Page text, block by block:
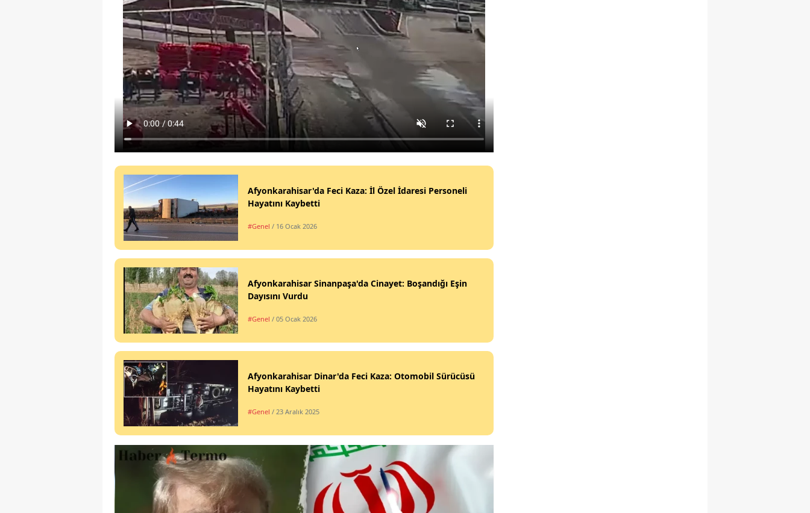
Afyonkarahisar'da Feci Kaza: İl Özel İdaresi Personeli
Hayatını Kaybetti
#Genel / 16 Ocak 2026
Afyonkarahisar Sinanpaşa'da Cinayet: Boşandığı Eşin
Dayısını Vurdu
#Genel / 05 Ocak 2026
Afyonkarahisar Dinar'da Feci Kaza: Otomobil Sürücüsü
Hayatını Kaybetti
#Genel / 23 Aralık 2025